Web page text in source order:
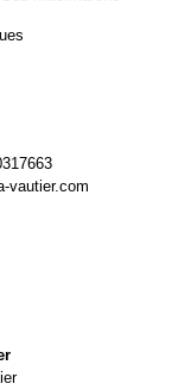
vautier.com